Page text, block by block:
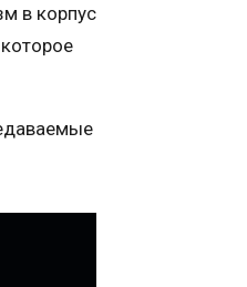
в корпус